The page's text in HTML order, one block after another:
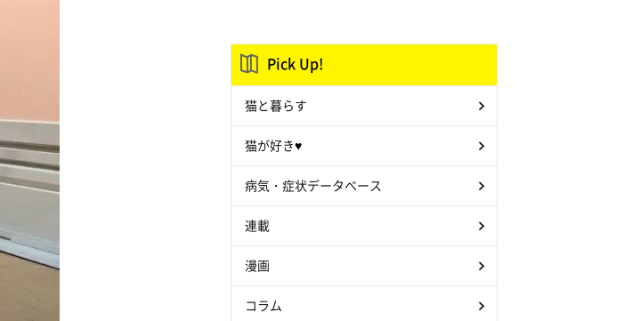
Pick Up!
猫と暮らす
猫が好き♥
病気・症状データベース
連載
漫画
コラム